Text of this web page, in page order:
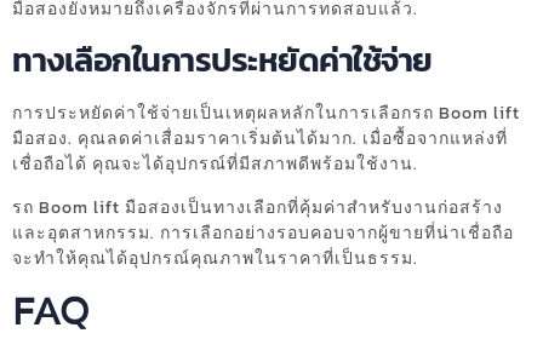
มือสองยังหมายถึงเครื่องจักรที่ผ่านการทดสอบแล้ว.
ทางเลือกในการประหยัดค่าใช้จ่าย
การประหยัดค่าใช้จ่ายเป็นเหตุผลหลักในการเลือกรถ Boom lift
มือสอง. คุณลดค่าเสื่อมราคาเริ่มต้นได้มาก. เมื่อซื้อจากแหล่งที่
เชื่อถือได้ คุณจะได้อุปกรณ์ที่มีสภาพดีพร้อมใช้งาน.
รถ Boom lift มือสองเป็นทางเลือกที่คุ้มค่าสำหรับงานก่อสร้าง
และอุตสาหกรรม. การเลือกอย่างรอบคอบจากผู้ขายที่น่าเชื่อถือ
จะทำให้คุณได้อุปกรณ์คุณภาพในราคาที่เป็นธรรม.
FAQ